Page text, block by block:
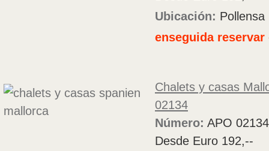
Ubicación: Pollensa
enseguida reservar
Chalets y casas
02134
Número: APO
Desde Euro 192,--